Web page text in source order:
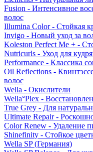
Fusion - Интенсивное
волос
Illumina Color - Стойкая
Invigo - Новый уход за
Koleston Perfect Me + -
Nutricurls - Уход для
Performance - Классика
Oil Reflections -
волос
Wella - Окислители
Wella°Plex -
True Grey - Для
Ultimate Repair -
Color Renew - Удаление
Shinefinity - Стойкое
Wella SP (Германия)